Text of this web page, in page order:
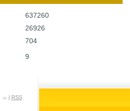
9
637260
26926
704
| RSS